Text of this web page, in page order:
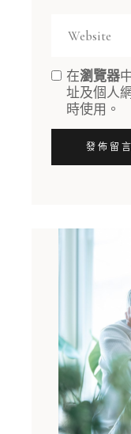
在瀏覽器
址及個人
時使用。
發佈留言